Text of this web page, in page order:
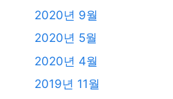
2020년 9월
2020년 5월
2020년 4월
2019년 11월